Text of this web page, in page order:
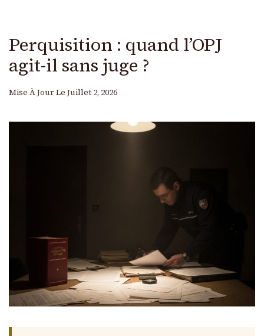
Perquisition : quand l’OPJ
agit-il sans juge ?
Mise À Jour Le Juillet 2, 2026